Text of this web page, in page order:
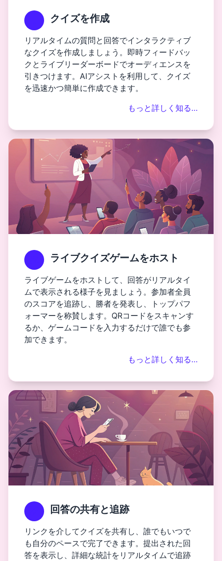
クイズを作成
リアルタイムの質問と回答でインタラクティブ
なクイズを作成しましょう。即時フィードバッ
クとライブリーダーボードでオーディエンスを
引きつけます。AIアシストを利用して、クイズ
を迅速かつ簡単に作成できます。
もっと詳しく知る…
ライブクイズゲームをホスト
ライブゲームをホストして、回答がリアルタイ
ムで表示される様子を見ましょう。参加者全員
のスコアを追跡し、勝者を発表し、トップパフ
ォーマーを称賛します。QRコードをスキャンす
るか、ゲームコードを入力するだけで誰でも参
加できます。
もっと詳しく知る…
回答の共有と追跡
リンクを介してクイズを共有し、誰でもいつで
も自分のペースで完了できます。提出された回
答を表示し、詳細な統計をリアルタイムで追跡